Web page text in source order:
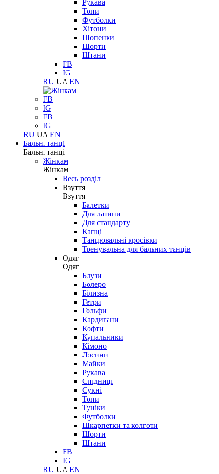
Рукава
Топи
Футболки
Хітони
Шопенки
Шорти
Штани
FB
IG
RU UA EN
FB
IG
FB
IG
RU UA EN
Бальні танці
Бальні танці
Жінкам
Жінкам
Весь розділ
Взуття
Взуття
Балетки
Для латини
Для стандарту
Капці
Танцювальні кросівки
Тренувальна для бальних танців
Одяг
Одяг
Блузи
Болеро
Білизна
Гетри
Гольфи
Кардигани
Кофти
Купальники
Кімоно
Лосини
Майки
Рукава
Спідниці
Сукні
Топи
Туніки
Футболки
Шкарпетки та колготи
Шорти
Штани
FB
IG
RU UA EN